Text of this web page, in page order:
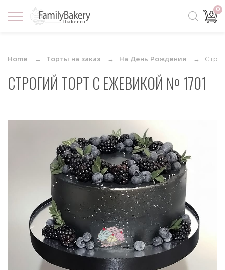
0
Home Торты на заказ На День Рождения
СТРОГИЙ ТОРТ С ЕЖЕВИКОЙ № 1701